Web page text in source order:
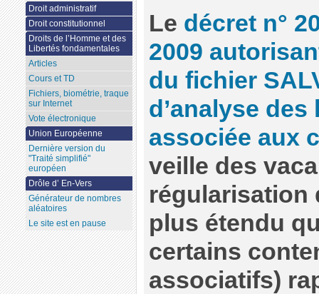
Le décret n°
2009
du fichier
d’analyse
associée aux
veille des
régularisation
plus étendu
certains
associatifs)
Droit administratif
Droit constitutionnel
Droits de l’Homme et des
Libertés fondamentales
Articles
Cours et TD
Fichiers, biométrie, traque
sur Internet
Vote électronique
Union Européenne
Dernière version du
"Traité simplifié"
européen
Drôle d’ En-Vers
Générateur de nombres
aléatoires
Le site est en pause